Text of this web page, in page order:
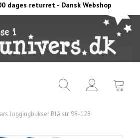
dages returret - Dansk Webshop
Joggingbukser Blå str. 98-128